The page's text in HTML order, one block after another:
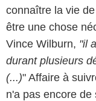
connaître la vie de
être une chose
Vince Wilburn, "il
durant plusieurs
(...)" Affaire à
n'a pas encore de